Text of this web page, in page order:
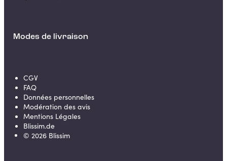
Modes de livraison
CGV
FAQ
Données personnelles
Modération des avis
Mentions Légales
Blissim.de
© 2026 Blissim